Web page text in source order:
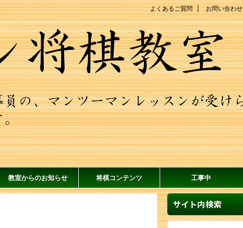
よくあるご質問 お問い合わせ
教室からのお知らせ 将棋コンテンツ 工事中
サイト内検索